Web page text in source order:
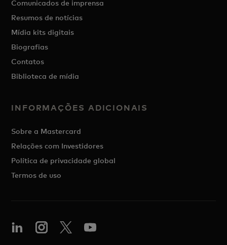
Comunicados de imprensa
Resumos de notícias
Mídia kits digitais
Biografias
Contatos
Biblioteca de mídia
INFORMAÇÕES ADICIONAIS
Sobre a Mastercard
Relações com Investidores
Política de privacidade global
Termos de uso